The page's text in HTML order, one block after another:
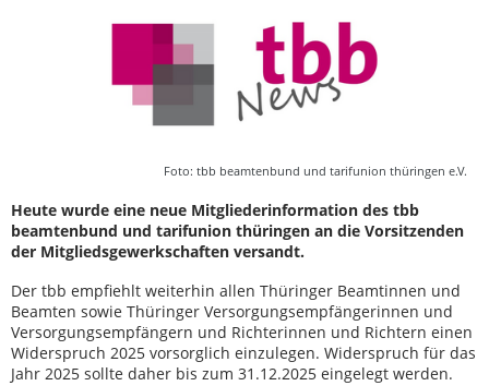
Foto: tbb beamtenbund und tarifunion thüringen e.V.
Heute wurde eine neue Mitgliederinformation des tbb
beamtenbund und tarifunion thüringen an die Vorsitzenden
der Mitgliedsgewerkschaften versandt.
Der tbb empfiehlt weiterhin allen Thüringer Beamtinnen und
Beamten sowie Thüringer Versorgungsempfängerinnen und
Versorgungsempfängern und Richterinnen und Richtern einen
Widerspruch 2025 vorsorglich einzulegen. Widerspruch für das
Jahr 2025 sollte daher bis zum 31.12.2025 eingelegt werden.